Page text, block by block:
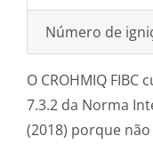
Número de
O CROHMIQ
7.3.2 da Norma
(2018) porque